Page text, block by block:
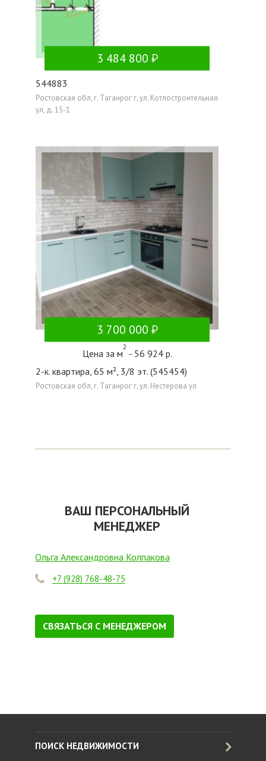
3 484 800
544883
Ростовская обл, г. Таганрог г, ул. Котлостроительная
ул, д. 15-1
3 700 000
Цена за м
2
- 56 924 р.
2-к. квартира, 65 м², 3/8 эт. (545454)
Ростовская обл, г. Таганрог г, ул. Нестерова ул
ВАШ ПЕРСОНАЛЬНЫЙ
МЕНЕДЖЕР
Ольга Александровна Колпакова
+7 (928) 768-48-75
СВЯЗАТЬСЯ С МЕНЕДЖЕРОМ
ПОИСК НЕДВИЖИМОСТИ